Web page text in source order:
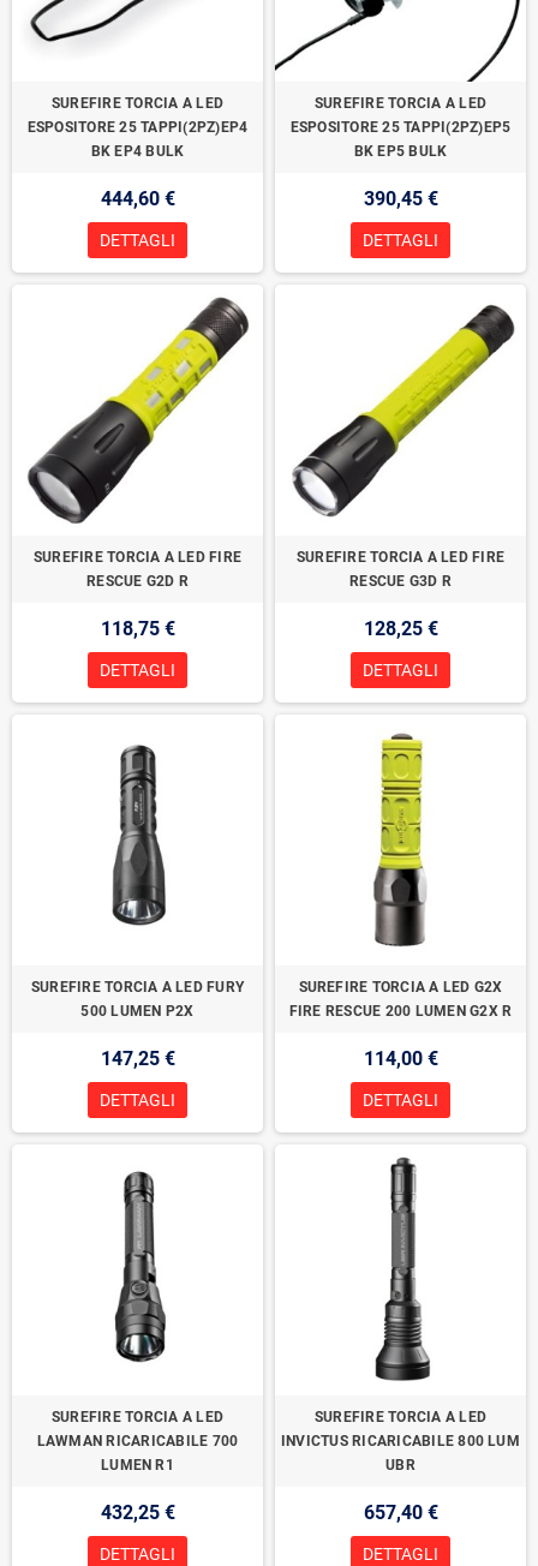
SUREFIRE TORCIA A LED
ESPOSITORE 25 TAPPI(2PZ)EP4
BK EP4 BULK
444,60 €
DETTAGLI
SUREFIRE TORCIA A LED
ESPOSITORE 25 TAPPI(2PZ)EP5
BK EP5 BULK
390,45 €
DETTAGLI
SUREFIRE TORCIA A LED FIRE
RESCUE G2D R
118,75 €
DETTAGLI
SUREFIRE TORCIA A LED FIRE
RESCUE G3D R
128,25 €
DETTAGLI
SUREFIRE TORCIA A LED FURY
500 LUMEN P2X
147,25 €
DETTAGLI
SUREFIRE TORCIA A LED G2X
FIRE RESCUE 200 LUMEN G2X R
114,00 €
DETTAGLI
SUREFIRE TORCIA A LED
LAWMAN RICARICABILE 700
LUMEN R1
432,25 €
DETTAGLI
SUREFIRE TORCIA A LED
INVICTUS RICARICABILE 800 LUM
UBR
657,40 €
DETTAGLI